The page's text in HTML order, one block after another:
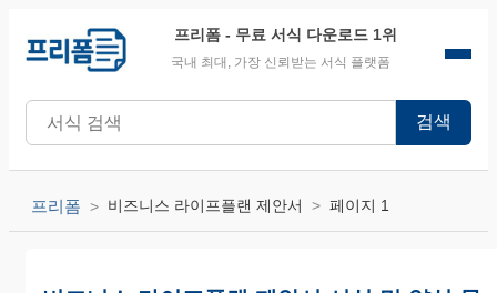
프리폼 - 무료 서식 다운로드 1위
국내 최대, 가장 신뢰받는 서식 플랫폼
검색
프리폼 비즈니스 라이프플랜 제안서 페이지 1